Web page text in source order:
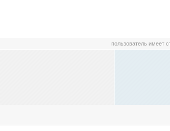
пользователь имеет